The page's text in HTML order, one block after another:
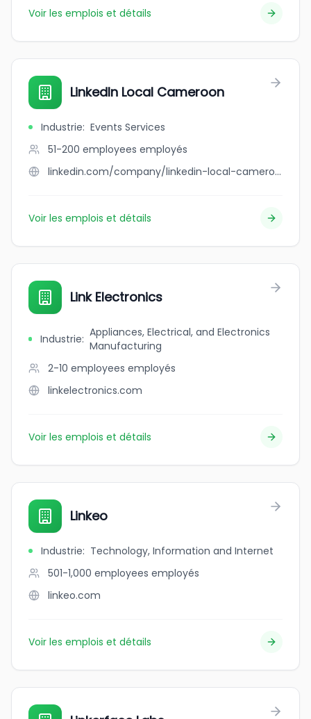
Voir les emplois et détails
LinkedIn Local Cameroon
Industrie: Events Services
51-200 employees employés
linkedin.com/company/linkedin-local-cameroon
Voir les emplois et détails
Link Electronics
Industrie: Appliances, Electrical, and Electronics
Manufacturing
2-10 employees employés
linkelectronics.com
Voir les emplois et détails
Linkeo
Industrie: Technology, Information and Internet
501-1,000 employees employés
linkeo.com
Voir les emplois et détails